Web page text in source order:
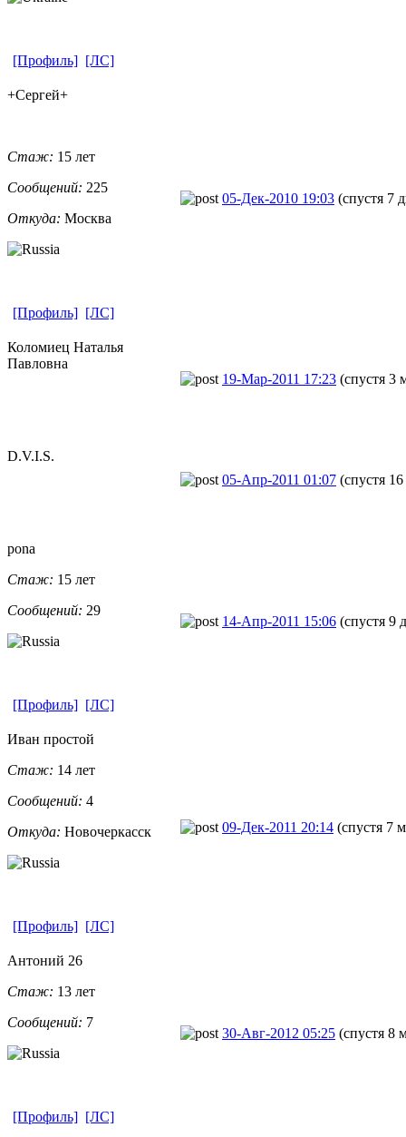
[Профиль] [ЛС]
+Сергей+
Стаж: 15 лет
Сообщений: 225
Откуда: Москва
05-Дек-2010 19:03 (спустя 7
[Профиль] [ЛС]
Коломиец Наталья
Павловна
19-Мар-2011 17:23 (спустя 3
D.V.I.S.
05-Апр-2011 01:07 (спустя
pona
Стаж: 15 лет
Сообщений: 29
14-Апр-2011 15:06 (спустя 9
[Профиль] [ЛС]
Иван простой
Стаж: 14 лет
Сообщений: 4
Откуда: Новочеркасск 09-Дек-2011 20:14 (спустя 7
[Профиль] [ЛС]
Антоний 26
Стаж: 13 лет
Сообщений: 7
30-Авг-2012 05:25 (спустя 8
[Профиль] [ЛС]